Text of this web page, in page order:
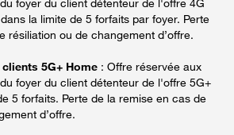
la limite de 5 forfaits par foyer. Perte
résiliation ou de changement d’offre.
5G+ Home : Offre réservée aux
foyer du client détenteur de l'offre 5G+
5 forfaits. Perte de la remise en cas de
d’offre.